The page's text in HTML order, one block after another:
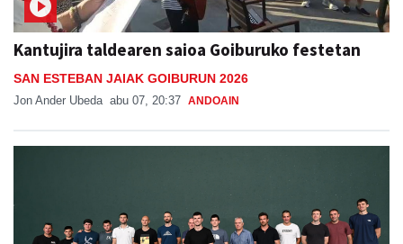
Kantujira taldearen saioa Goiburuko festetan
SAN ESTEBAN JAIAK GOIBURUN 2026
Jon Ander Ubeda abu 07, 20:37 ANDOAIN